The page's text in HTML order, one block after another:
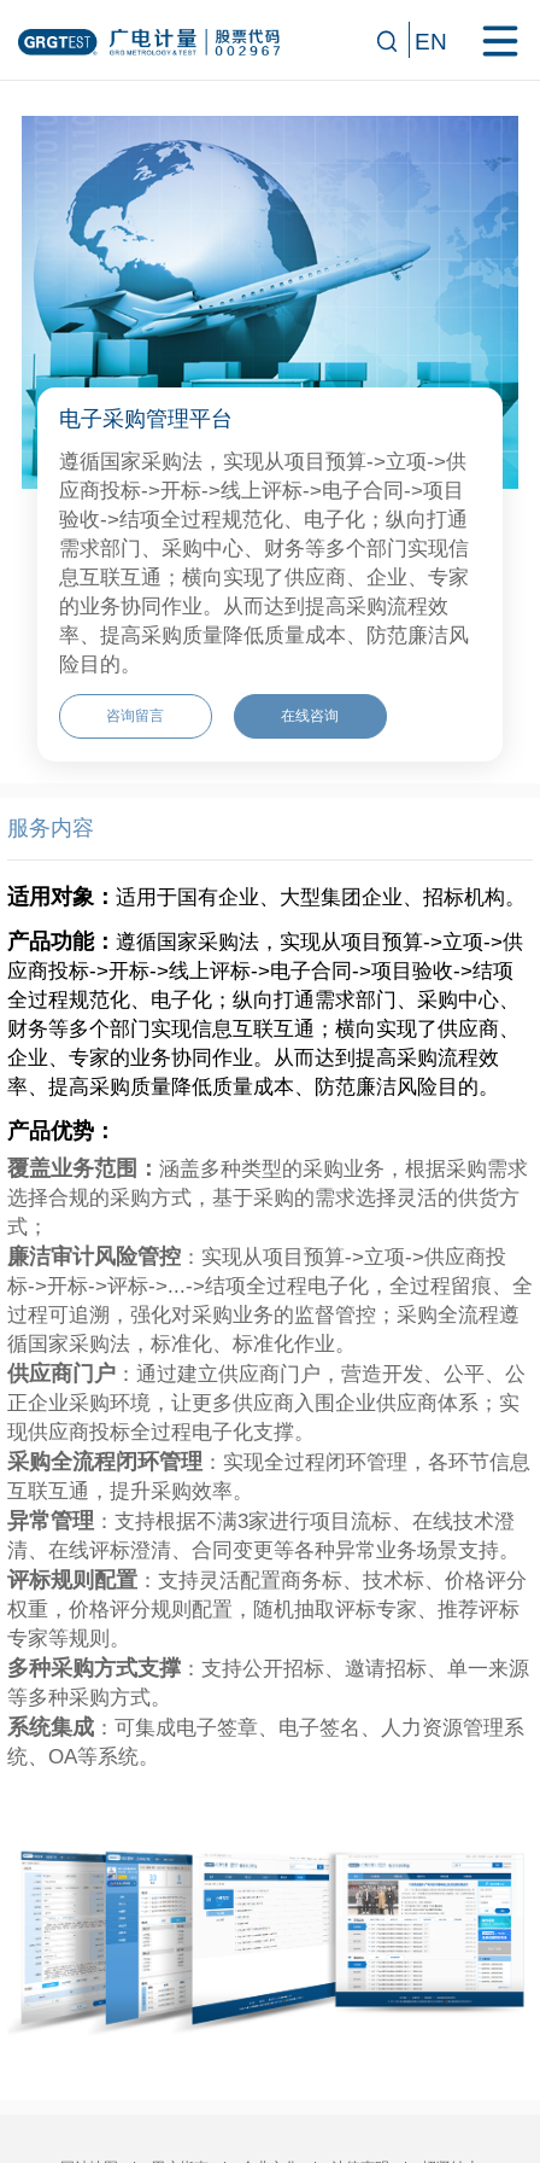
EN
电子采购管理平台
遵循国家采购法，实现从项目预算->立项->供
应商投标->开标->线上评标->电子合同->项目
验收->结项全过程规范化、电子化；纵向打通
需求部门、采购中心、财务等多个部门实现信
息互联互通；横向实现了供应商、企业、专家
的业务协同作业。从而达到提高采购流程效
率、提高采购质量降低质量成本、防范廉洁风
险目的。
咨询留言 在线咨询
服务内容
适用对象： 适用于国有企业、大型集团企业、招标机构。
产品功能： 遵循国家采购法，实现从项目预算->立项->供
应商投标->开标->线上评标->电子合同->项目验收->结项
全过程规范化、电子化；纵向打通需求部门、采购中心、
财务等多个部门实现信息互联互通；横向实现了供应商、
企业、专家的业务协同作业。从而达到提高采购流程效
率、提高采购质量降低质量成本、防范廉洁风险目的。
产品优势：
覆盖业务范围： 涵盖多种类型的采购业务，根据采购需求
选择合规的采购方式，基于采购的需求选择灵活的供货方
式；
廉洁审计风险管控 ：实现从项目预算->立项->供应商投
标->开标->评标->...->结项全过程电子化，全过程留痕、全
过程可追溯，强化对采购业务的监督管控；采购全流程遵
循国家采购法，标准化、标准化作业。
供应商门户 ：通过建立供应商门户，营造开发、公平、公
正企业采购环境，让更多供应商入围企业供应商体系；实
现供应商投标全过程电子化支撑。
采购全流程闭环管理 ：实现全过程闭环管理，各环节信息
互联互通，提升采购效率。
异常管理 ：支持根据不满3家进行项目流标、在线技术澄
清、在线评标澄清、合同变更等各种异常业务场景支持。
评标规则配置 ：支持灵活配置商务标、技术标、价格评分
权重，价格评分规则配置，随机抽取评标专家、推荐评标
专家等规则。
多种采购方式支撑 ：支持公开招标、邀请招标、单一来源
等多种采购方式。
系统集成 ：可集成电子签章、电子签名、人力资源管理系
统、OA等系统。